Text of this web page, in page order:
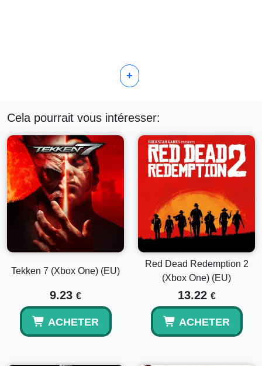
+
Cela pourrait vous intéresser:
Tekken 7 (Xbox One) (EU)
9.23 €
ACHETER
Red Dead Redemption 2
(Xbox One) (EU)
13.22 €
ACHETER